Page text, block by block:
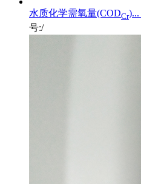
水质化学需氧量(CODCr)...
号:/